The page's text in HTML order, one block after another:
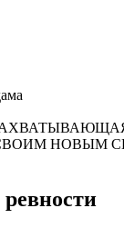
НОВЫМ